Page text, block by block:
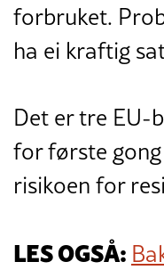
forbruket.
ha ei kraftig
Det er tre EU-
for første
risikoen for
LES OGSÅ: